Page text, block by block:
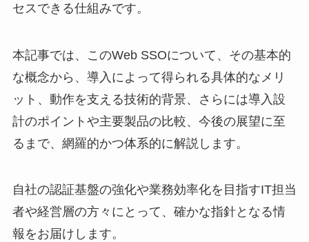
セスできる仕組みです。
本記事では、このWeb SSOについて、その基本的
な概念から、導入によって得られる具体的なメリ
ット、動作を支える技術的背景、さらには導入設
計のポイントや主要製品の比較、今後の展望に至
るまで、網羅的かつ体系的に解説します。
自社の認証基盤の強化や業務効率化を目指すIT担当
者や経営層の方々にとって、確かな指針となる情
報をお届けします。